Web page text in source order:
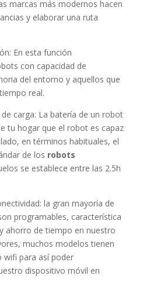
marcas más modernos hacen
y elaborar una ruta
En esta función
con capacidad de
del entorno y aquellos que
real.
carga: La batería de un robot
tu hogar que el robot es capaz
en términos habituales, el
de los robots
se establece entre las 2.5h
la gran mayoría de
programables, característica
ahorro de tiempo en nuestro
muchos modelos tienen
para así poder
dispositivo móvil en